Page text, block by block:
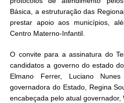
Básica, a estruturação das
prestar apoio aos municípios,
Centro Materno-Infantil.
O convite para a assinatura do
candidatos a governo do estado
Elmano Ferrer, Luciano
governadora do Estado, Regina
encabeçada pelo atual governador,